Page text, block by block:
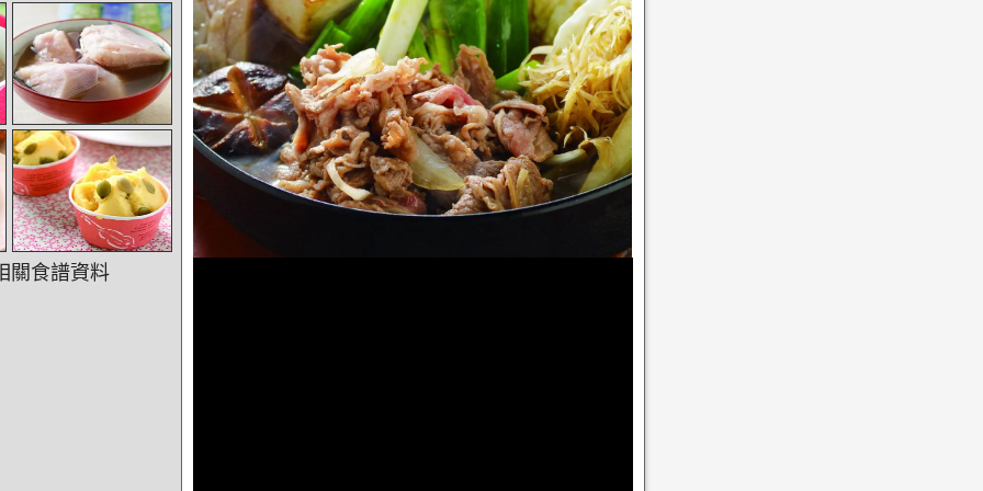
關食譜資料